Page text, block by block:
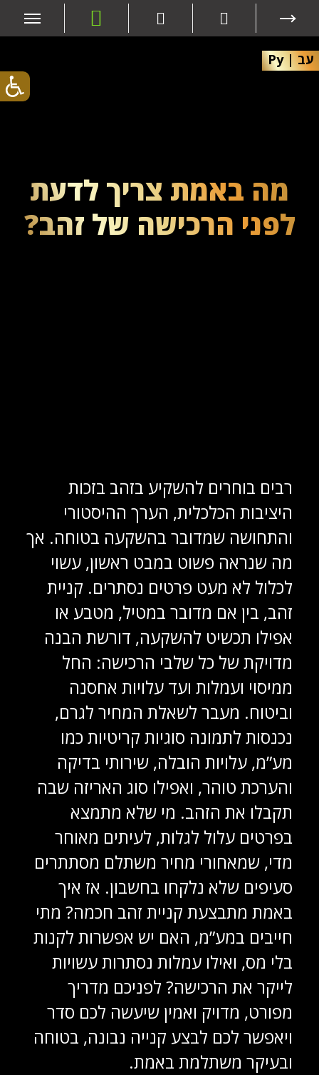
עב|
Ру
מה באמת צריך לדעת
לפני הרכישה של זהב?
רבים בוחרים להשקיע בזהב בזכות
היציבות הכלכלית, הערך ההיסטורי
והתחושה שמדובר בהשקעה בטוחה. אך
מה שנראה פשוט במבט ראשון, עשוי
לכלול לא מעט פרטים נסתרים. קניית
זהב, בין אם מדובר במטיל, מטבע או
אפילו תכשיט להשקעה, דורשת הבנה
מדויקת של כל שלבי הרכישה: החל
ממיסוי ועמלות ועד עלויות אחסנה
וביטוח. מעבר לשאלת המחיר לגרם,
נכנסות לתמונה סוגיות קריטיות כמו
מע”מ, עלויות הובלה, שירותי בדיקה
והערכת טוהר, ואפילו סוג האריזה שבה
תקבלו את הזהב. מי שלא מתמצא
בפרטים עלול לגלות, לעיתים מאוחר
מדי, שמאחורי מחיר משתלם מסתתרים
סעיפים שלא נלקחו בחשבון. אז איך
באמת מתבצעת קניית זהב חכמה? מתי
חייבים במע”מ, האם יש אפשרות לקנות
בלי מס, ואילו עמלות נסתרות עשויות
לייקר את הרכישה? לפניכם מדריך
מפורט, מדויק ואמין שיעשה לכם סדר
ויאפשר לכם לבצע קנייה נבונה, בטוחה
ובעיקר משתלמת באמת.